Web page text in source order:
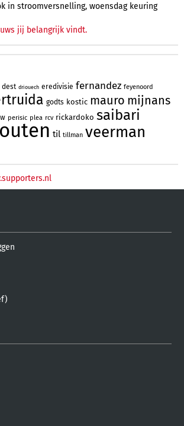
in stroomversnelling, woensdag keuring
jij belangrijk vindt.
dest driouech eredivisie fernandez feyenoord
godts kostic mauro mijnans
perisic plea rcv rickardoko saibari
til tillman veerman